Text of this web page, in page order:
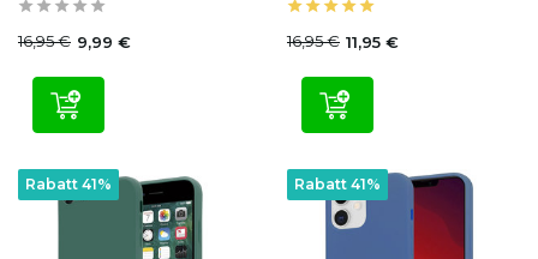
16,95 € 9,99 € 16,95 € 11,95 €
Rabatt 41% Rabatt 41%